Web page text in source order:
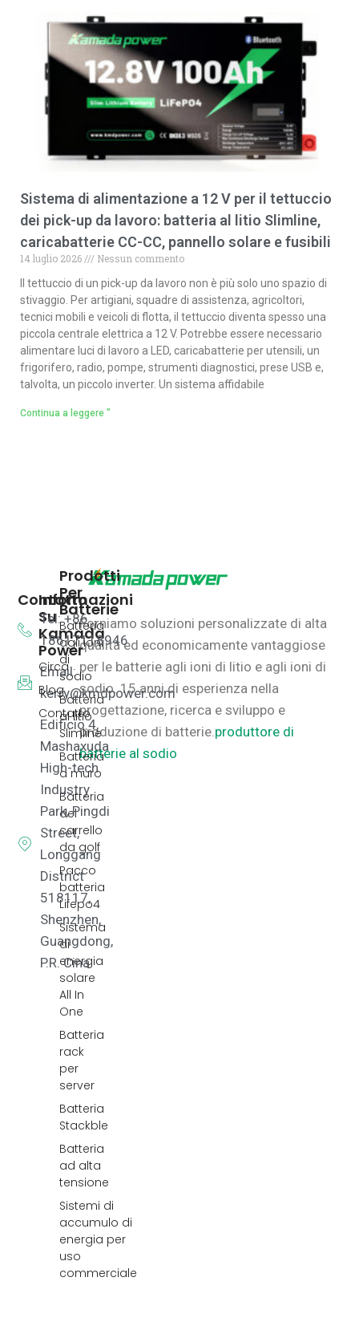
Sistema di alimentazione a 12 V per il tettuccio
dei pick-up da lavoro: batteria al litio Slimline,
caricabatterie CC-CC, pannello solare e fusibili
14 luglio 2026
Nessun commento
Il tettuccio di un pick-up da lavoro non è più solo uno spazio di
stivaggio. Per artigiani, squadre di assistenza, agricoltori,
tecnici mobili e veicoli di flotta, il tettuccio diventa spesso una
piccola centrale elettrica a 12 V. Potrebbe essere necessario
alimentare luci di lavoro a LED, caricabatterie per utensili, un
frigorifero, radio, pompe, strumenti diagnostici, prese USB e,
talvolta, un piccolo inverter. Un sistema affidabile
Continua a leggere "
Forniamo soluzioni personalizzate di alta
qualità ed economicamente vantaggiose
per le batterie agli ioni di litio e agli ioni di
sodio.15 anni di esperienza nella
progettazione, ricerca e sviluppo e
produzione di batterie.produttore di
batterie al sodio
Prodotti
Per
Batterie
Batteria
agli ioni
di
sodio
Batteria
al litio
Slimline
Batteria
a muro
Batteria
del
carrello
da golf
Pacco
batteria
Lifepo4
Sistema
di
energia
solare
All In
One
Batteria
rack
per
server
Batteria
Stackble
Batteria
ad alta
tensione
Sistemi di
accumulo di
energia per
uso
commerciale
Informazioni
Su
Kamada
Power
Circa
Blog
Contatto
Contatto
Tel: +86
18617118946
Email:
kerry@kmdpower.com
Edificio 4,
Mashaxuda
High-tech
Industry
Park, Pingdi
Street,
Longgang
District
518117,
Shenzhen,
Guangdong,
P.R. Cina.